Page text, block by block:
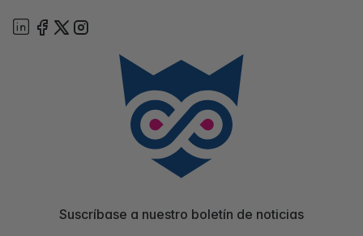
Suscríbase a nuestro boletín de noticias